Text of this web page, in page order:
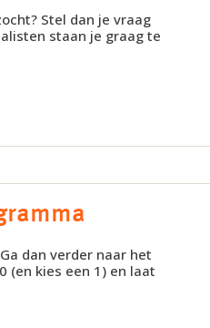
Stel dan je vraag
staan je graag te
dan verder naar het
(en kies een 1) en laat